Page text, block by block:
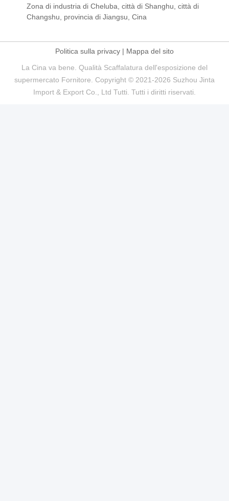
Zona di industria di Cheluba, città di Shanghu, città di
Changshu, provincia di Jiangsu, Cina
Politica sulla privacy | Mappa del sito
La Cina va bene. Qualità Scaffalatura dell'esposizione del
supermercato Fornitore. Copyright © 2021-2026 Suzhou Jinta
Import & Export Co., Ltd Tutti. Tutti i diritti riservati.